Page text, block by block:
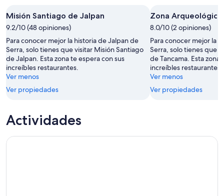
ago
noche,
10
ago
-
11
ago
próximo
fin
de
semana,
14
ago
-
16
ago
Misión Santiago de Jalpan
9.2/10 (48 opiniones)
Para conocer mejor la historia de Jalpan de
Serra, solo tienes que visitar Misión Santiago
de Jalpan. Esta zona te espera con sus
increíbles restaurantes.
Ver menos
Ver propiedades
Zona Arqueológica
8.0/10 (2 opiniones)
Para conocer mejor la
Serra, solo tienes que
de Tancama. Esta zona
increíbles restaurantes.
Ver menos
Ver propiedades
Actividades
Tour to the Sierra Gorda in One day in English, leaving